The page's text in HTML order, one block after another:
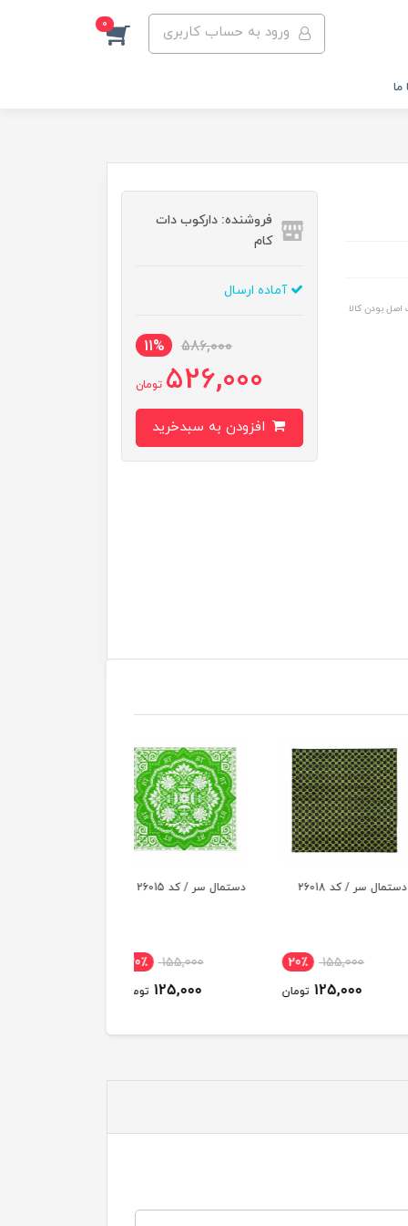
ورود به حساب کاربری 0
ما
بودن کالا
فروشنده: دارکوب دات
کام
آماده ارسال
586,000
11%
526,000 تومان
سر / کد 26018
155,000 20٪
125,000 تومان
دستمال سر / کد 26015
155,000 20٪
125,000 تومان